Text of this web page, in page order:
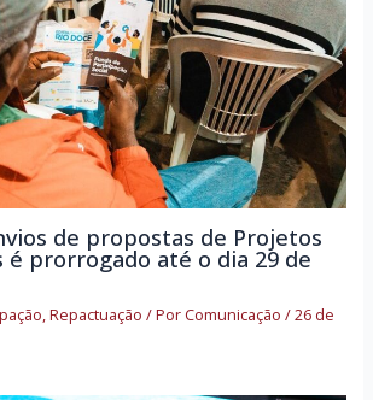
de propostas de Projetos
prorrogado até o dia 29 de
,Repactuação / PorComunicação/26 de